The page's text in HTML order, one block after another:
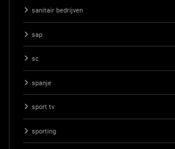
sanitair bedrijven
sap
sc
spanje
sport tv
sporting